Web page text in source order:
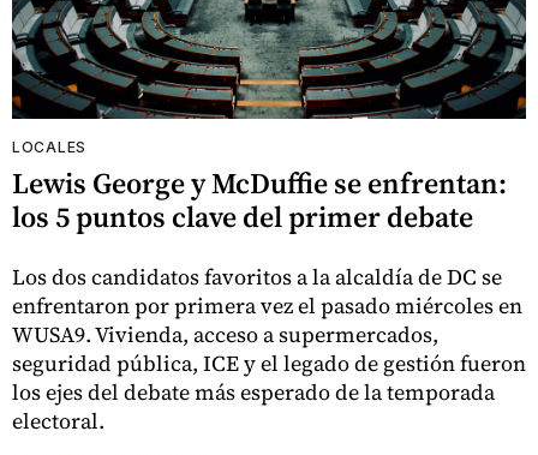
LOCALES
Lewis George y McDuffie se enfrentan:
los 5 puntos clave del primer debate
Los dos candidatos favoritos a la alcaldía de DC se
enfrentaron por primera vez el pasado miércoles en
WUSA9. Vivienda, acceso a supermercados,
seguridad pública, ICE y el legado de gestión fueron
los ejes del debate más esperado de la temporada
electoral.